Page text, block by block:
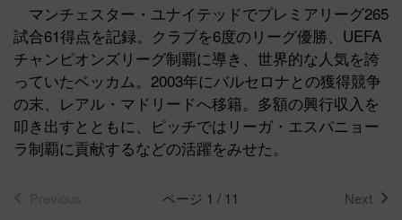
マンチェスター・ユナイテッドでプレミアリーグ265
試合61得点を記録。クラブを6度のリーグ優勝、UEFA
チャンピオンズリーグ制覇に導き、世界的な人気を誇
っていたベッカム。2003年にバルセロナとの獲得競争
の末、レアル・マドリードへ移籍。多額の興行収入を
叩き出すとともに、ピッチではリーガ・エスパニョー
ラ制覇に貢献するなどの活躍をみせた。
Previous ページ 1 / 11
Next